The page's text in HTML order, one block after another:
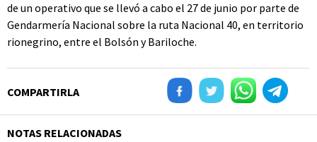
de un operativo que se llevó a cabo el 27 de junio por parte de
Gendarmería Nacional sobre la ruta Nacional 40, en territorio
rionegrino, entre el Bolsón y Bariloche.
COMPARTIRLA
NOTAS RELACIONADAS